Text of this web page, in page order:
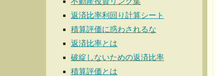
返済比率利回り計算シート
積算評価に惑わされるな
返済比率とは
破綻しないための返済比率
積算評価とは